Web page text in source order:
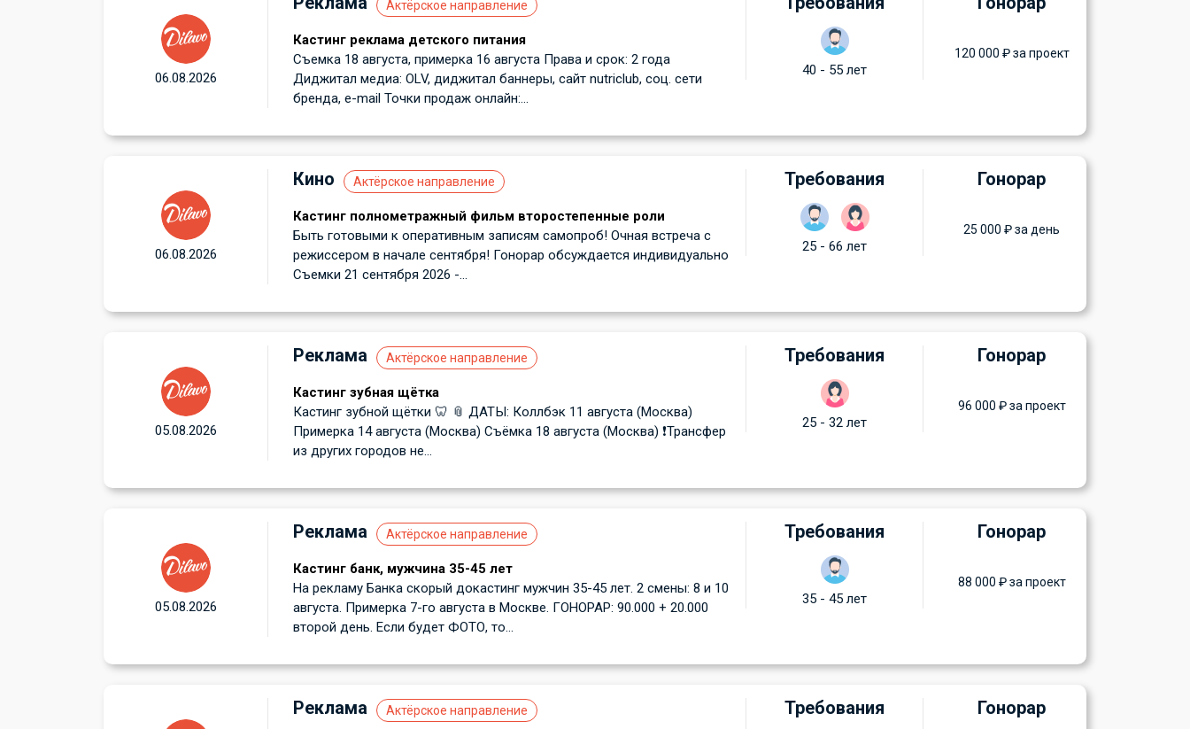
Актёрское направление
Кастинг реклама детского питания
Съемка 18 августа, примерка 16 августа Права и срок: 2 года
Диджитал медиа: OLV, диджитал баннеры, сайт nutriclub, соц. сети
бренда, e-mail Точки продаж онлайн:...
40 - 55 лет
120 000 ₽ за проект
06.08.2026
Кино Актёрское направление
Кастинг полнометражный фильм второстепенные роли
Быть готовыми к оперативным записям самопроб! Очная встреча с
режиссером в начале сентября! Гонорар обсуждается индивидуально
Съемки 21 сентября 2026 -...
Требования
25 - 66 лет
Гонорар
25 000 ₽ за день
06.08.2026
Реклама Актёрское направление
Кастинг зубная щётка
Кастинг зубной щётки 🦷 📎 ДАТЫ: Коллбэк 11 августа (Москва)
Примерка 14 августа (Москва) Съёмка 18 августа (Москва) ❗️Трансфер
из других городов не...
Требования
25 - 32 лет
Гонорар
96 000 ₽ за проект
05.08.2026
Реклама Актёрское направление
Кастинг банк, мужчина 35-45 лет
На рекламу Банка скорый докастинг мужчин 35-45 лет. 2 смены: 8 и 10
августа. Примерка 7-го августа в Москве. ГОНОРАР: 90.000 + 20.000
второй день. Если будет ФОТО, то...
Требования
35 - 45 лет
Гонорар
88 000 ₽ за проект
05.08.2026
Реклама Актёрское направление Требования Гонорар